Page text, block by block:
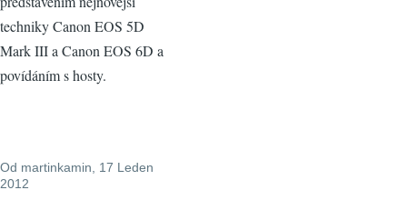
techniky Canon EOS 5D
Mark III a Canon EOS 6D a
povídáním s hosty.
Od martinkamin , 17 Leden
2012